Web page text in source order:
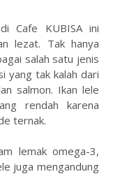
Cafe KUBISA ini
lezat. Tak hanya
salah satu jenis
yang tak kalah dari
salmon. Ikan lele
rendah karena
ternak.
lemak omega-3,
juga mengandung